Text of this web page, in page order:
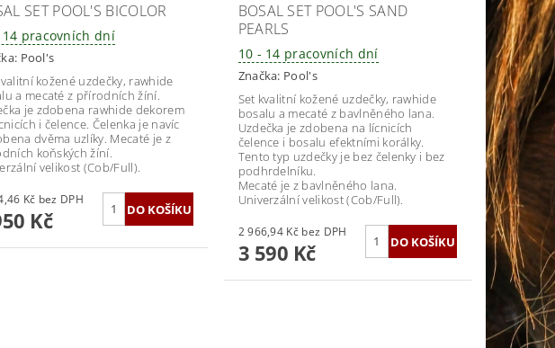
SET POOL'S BICOLOR
14 pracovních dní
Pool's
kožené uzdečky, rawhide
a mecaté z přírodních žíní.
je zdobena rawhide dekorem
i čelence. Čelenka je navíc
dvěma uzlíky. Mecaté je z
koňských žíní.
velikost (Cob/Full).
3 264,46 Kč bez DPH
Kč
BOSAL SET POOL'S SAND
PEARLS
10 - 14 pracovních dní
Značka: Pool's
Set kvalitní kožené uzdečky, rawhide
bosalu a mecaté z bavlněného lana.
Uzdečka je zdobena na lícnicích
čelence i bosalu efektními korálky.
Tento typ uzdečky je bez čelenky i bez
podhrdelníku.
Mecaté je z bavlněného lana.
Univerzální velikost (Cob/Full).
2 966,94 Kč bez DPH
3 590 Kč